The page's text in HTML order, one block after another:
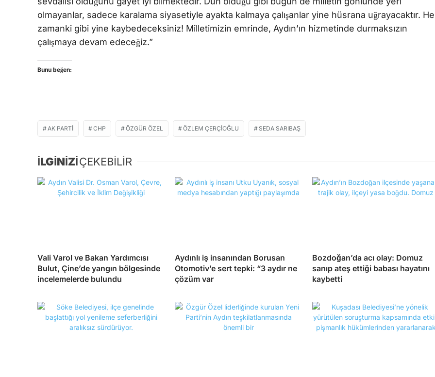
olmayanlar, sadece karalama siyasetiyle ayakta kalmaya çalışanlar yine hüsrana uğrayacaktır.
zamanki gibi yine kaybedeceksiniz! Milletimizin emrinde, Aydın’ın hizmetinde durmaksızın
çalışmaya devam edeceğiz.”
Bunu beğen:
AK PARTI CHP ÖZGÜR ÖZEL ÖZLEM ÇERÇIOĞLU SEDA SARIBAŞ
İLGİNİZİÇEKEBİLİR
Vali Varol ve Bakan Yardımcısı
Bulut, Çine’de yangın bölgesinde
incelemelerde bulundu
Aydınlı iş insanından Borusan
Otomotiv’e sert tepki: “3 aydır ne
çözüm var
Bozdoğan’da acı olay: Domuz
sanıp ateş ettiği babası hayatını
kaybetti